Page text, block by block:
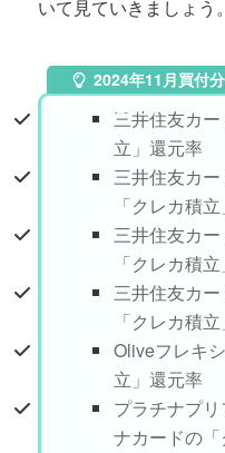
いて見ていきましょう。
2024年11月買付
積立の還元率
三井住友カ
立」還元率
三井住友カ
「クレカ積
三井住友カ
「クレカ積
三井住友カ
「クレカ積
Oliveフレキ
立」還元率
プラチナプ
ナカードの